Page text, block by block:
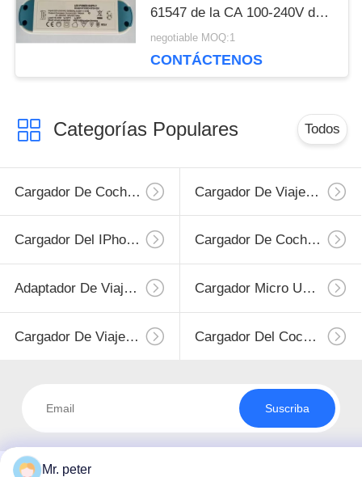
61547 de la CA 100-240V del
conductor 36W
negotiable MOQ:1
CONTÁCTENOS
Categorías Populares Todos
Cargador De Coche Para Teléfonos Inteligentes Cargador De Viaje Para Teléfono Móvil
Cargador Del IPhone Retráctil Cargador De Coche USB
Adaptador De Viaje USB Cargador Micro USB Retráctil
Cargador De Viaje Para IPhone Cargador Del Coche Del Iphone
Suscriba
Mr. peter